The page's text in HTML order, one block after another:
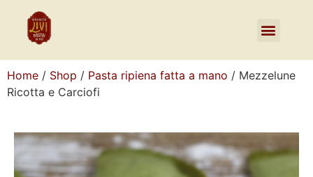
Home / Shop / Pasta ripiena fatta a mano / Mezzelune
Ricotta e Carciofi